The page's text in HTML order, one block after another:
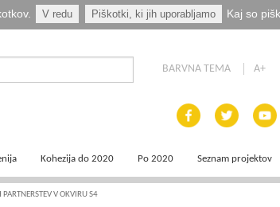
V redu Piškotki, ki jih uporabljamo Kaj so
BARVNA TEMA A+
Kohezija do 2020
Ključni dokumenti
Po 2020 Seznam projektov
V OKVIRU S4